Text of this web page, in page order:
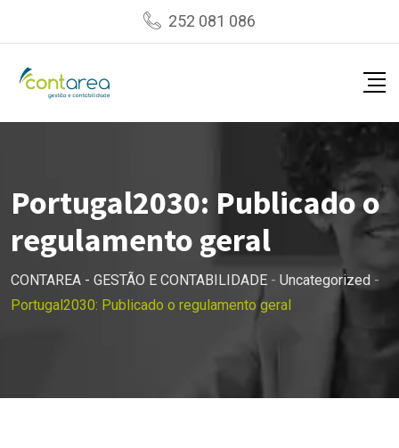
252 081 086
Portugal2030: Publicado o
regulamento geral
CONTAREA - GESTÃO E CONTABILIDADE - Uncategorized -
Portugal2030: Publicado o regulamento geral